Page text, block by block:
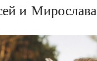
и Мирослава